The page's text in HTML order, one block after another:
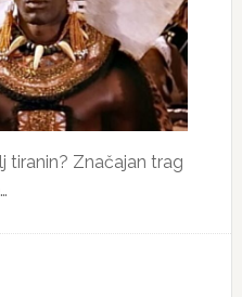
tiranin? Značajan trag